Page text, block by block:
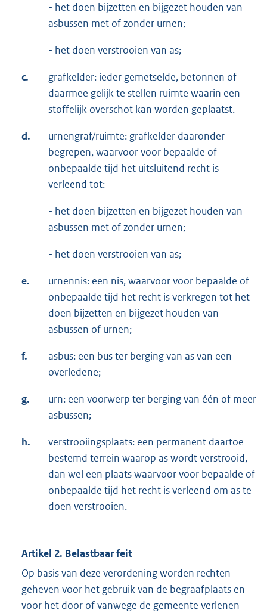
- het doen bijzetten en bijgezet houden van
asbussen met of zonder urnen;
- het doen verstrooien van as;
c.
grafkelder: ieder gemetselde, betonnen of
daarmee gelijk te stellen ruimte waarin een
stoffelijk overschot kan worden geplaatst.
d.
urnengraf/ruimte: grafkelder daaronder
begrepen, waarvoor voor bepaalde of
onbepaalde tijd het uitsluitend recht is
verleend tot:
- het doen bijzetten en bijgezet houden van
asbussen met of zonder urnen;
- het doen verstrooien van as;
e.
urnennis: een nis, waarvoor voor bepaalde of
onbepaalde tijd het recht is verkregen tot het
doen bijzetten en bijgezet houden van
asbussen of urnen;
f.
asbus: een bus ter berging van as van een
overledene;
g.
urn: een voorwerp ter berging van één of meer
asbussen;
h.
verstrooiingsplaats: een permanent daartoe
bestemd terrein waarop as wordt verstrooid,
dan wel een plaats waarvoor voor bepaalde of
onbepaalde tijd het recht is verleend om as te
doen verstrooien.
Artikel 2. Belastbaar feit
Op basis van deze verordening worden rechten
geheven voor het gebruik van de begraafplaats en
voor het door of vanwege de gemeente verlenen